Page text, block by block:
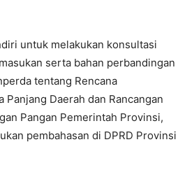
untuk melakukan konsultasi
serta bahan perbandingan
tentang Rencana
Panjang Daerah dan Rancangan
Pangan Pemerintah Provinsi,
pembahasan di DPRD Provinsi